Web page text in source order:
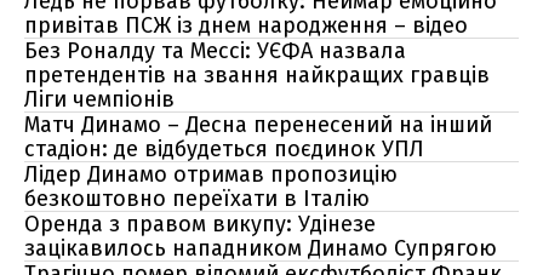
привітав ПСЖ із днем народження – відео
Без Роналду та Мессі: УЄФА назвала
претендентів на звання найкращих гравців
Ліги чемпіонів
Матч Динамо – Десна перенесений на інший
стадіон: де відбудеться поєдинок УПЛ
Лідер Динамо отримав пропозицію
безкоштовно переїхати в Італію
Оренда з правом викупу: Удінезе
зацікавилось нападником Динамо Супрягою